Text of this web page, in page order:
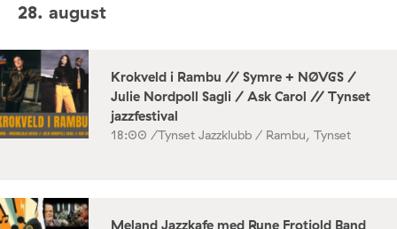
28. august
Krokveld i Rambu // Symre + NØVGS /
Julie Nordpoll Sagli / Ask Carol // Tynset
jazzfestival
18:00 /Tynset Jazzklubb / Rambu, Tynset
Meland Jazzkafe med Rune Frotjold Band